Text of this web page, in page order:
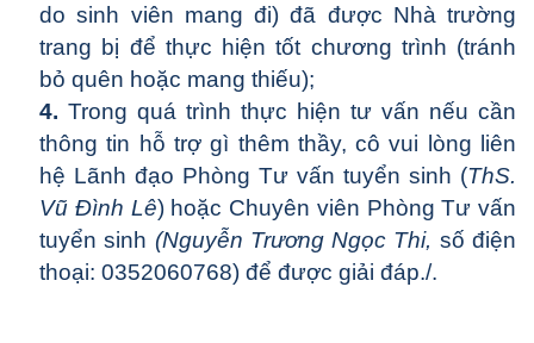
do sinh viên mang đi) đã được Nhà trường
trang bị để thực hiện tốt chương trình (tránh
bỏ quên hoặc mang thiếu);
4. Trong quá trình thực hiện tư vấn nếu cần
thông tin hỗ trợ gì thêm thầy, cô vui lòng liên
hệ Lãnh đạo Phòng Tư vấn tuyển sinh (ThS.
Vũ Đình Lê) hoặc Chuyên viên Phòng Tư vấn
tuyển sinh (Nguyễn Trương Ngọc Thi, số điện
thoại: 0352060768) để được giải đáp./.